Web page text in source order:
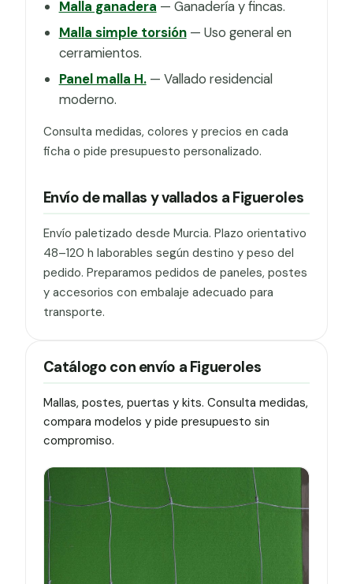
Malla ganadera — Ganadería y fincas.
Malla simple torsión— Uso general en
cerramientos.
Panel malla H.— Vallado residencial
moderno.
Consulta medidas, colores y precios en cada
ficha o pide presupuesto personalizado.
Envío de mallas y vallados a Figueroles
Envío paletizado desde Murcia. Plazo orientativo
48–120 h laborables según destino y peso del
pedido. Preparamos pedidos de paneles, postes
y accesorios con embalaje adecuado para
transporte.
Catálogo con envío a Figueroles
Mallas, postes, puertas y kits. Consulta medidas,
compara modelos y pide presupuesto sin
compromiso.